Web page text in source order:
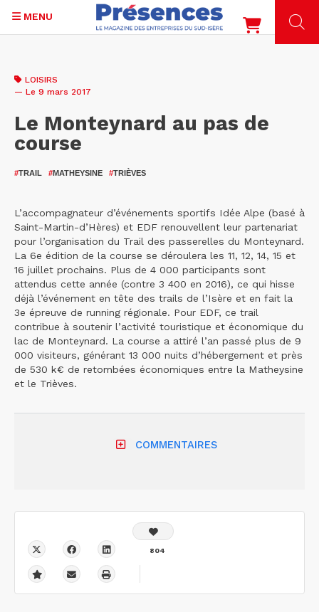
contenu
MENU
LOISIRS
— Le 9 mars 2017
Le Monteynard au pas de
course
#TRAIL #MATHEYSINE #TRIÈVES
L’accompagnateur d’événements sportifs Idée Alpe (basé à
Saint-Martin-d’Hères) et EDF renouvellent leur partenariat
pour l’organisation du Trail des passerelles du Monteynard.
La 6e édition de la course se déroulera les 11, 12, 14, 15 et
16 juillet prochains. Plus de 4 000 participants sont
attendus cette année (contre 3 400 en 2016), ce qui hisse
déjà l’événement en tête des trails de l’Isère et en fait la
3e épreuve de running régionale. Pour EDF, ce trail
contribue à soutenir l’activité touristique et économique du
lac de Monteynard. La course a attiré l’an passé plus de 9
000 visiteurs, générant 13 000 nuits d’hébergement et près
de 530 k€ de retombées économiques entre la Matheysine
et le Trièves.
COMMENTAIRES
804